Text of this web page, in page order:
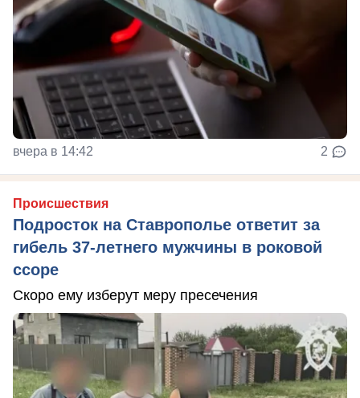
вчера в 14:42 2
Происшествия
Подросток на Ставрополье ответит за
гибель 37-летнего мужчины в роковой
ссоре
Скоро ему изберут меру пресечения